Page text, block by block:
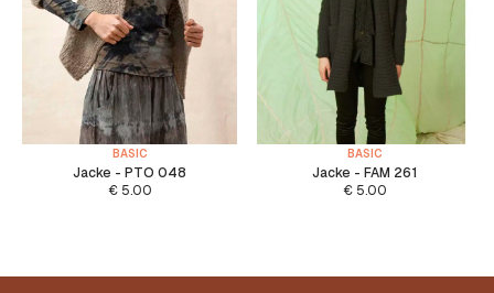
BASIC
Jacke - PTO 048
€5.00
BASIC
Jacke - FAM 261
€5.00